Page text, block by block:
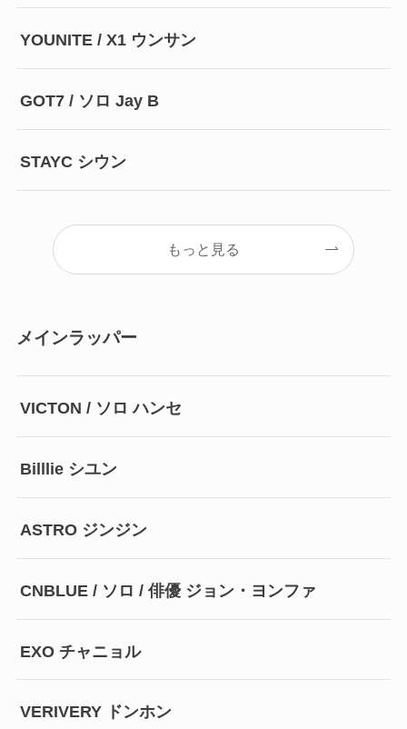
YOUNITE / X1 ウンサン
GOT7 / ソロ Jay B
STAYC シウン
もっと見る
メインラッパー
VICTON / ソロ ハンセ
Billlie シユン
ASTRO ジンジン
CNBLUE / ソロ / 俳優 ジョン・ヨンファ
EXO チャニョル
VERIVERY ドンホン